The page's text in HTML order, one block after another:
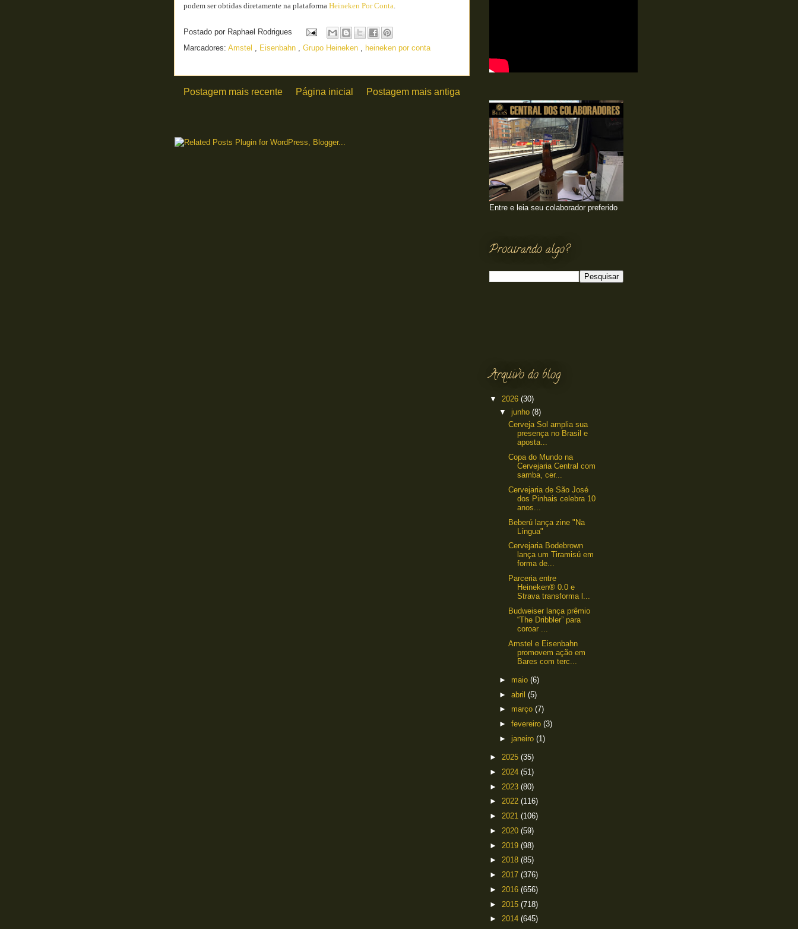
podem ser obtidas diretamente na plataforma Heineken Por Conta.
Postado por Raphael Rodrigues
Marcadores: Amstel , Eisenbahn , Grupo Heineken , heineken por conta
Postagem mais recente Postagem mais antiga
Página inicial
Entre e leia seu colaborador preferido
Procurando algo?
Arquivo do blog
▼ 2026 (30)
▼ junho (8)
Cerveja Sol amplia sua
presença no Brasil e
aposta...
Copa do Mundo na
Cervejaria Central com
samba, cer...
Cervejaria de São José
dos Pinhais celebra 10
anos...
Beberú lança zine "Na
Língua"
Cervejaria Bodebrown
lança um Tiramisú em
forma de...
Parceria entre
Heineken® 0.0 e
Strava transforma l...
Budweiser lança prêmio
“The Dribbler” para
coroar ...
Amstel e Eisenbahn
promovem ação em
Bares com terc...
► maio (6)
► abril (5)
► março (7)
► fevereiro (3)
► janeiro (1)
► 2025 (35)
► 2024 (51)
► 2023 (80)
► 2022 (116)
► 2021 (106)
► 2020 (59)
► 2019 (98)
► 2018 (85)
► 2017 (376)
► 2016 (656)
► 2015 (718)
► 2014 (645)